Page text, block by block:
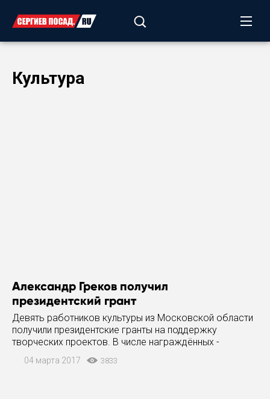
Культура
Александр Греков получил
президентский грант
Девять работников культуры из Московской области
получили президентские гранты на поддержку
творческих проектов. В числе награждённых -
художник из Сергиева Посада, член «Союза
художников России» Александр Греков .
04 марта 2017 3833